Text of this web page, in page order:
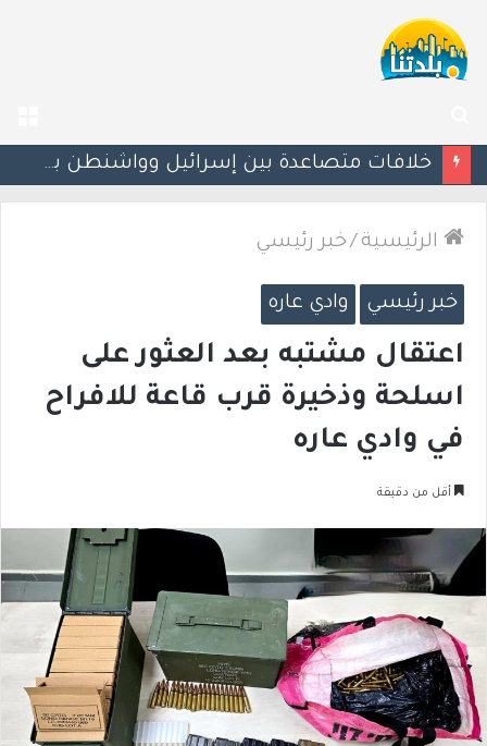
عن
قواعد جديدة لتنظيم التواصل بين الأهالي والمعلمين.. و«واتساب» قد يُحظر خارج ساعات محددة
الرئيسية /خبر رئيسي
خبر رئيسي وادي عاره
اعتقال مشتبه بعد العثور على
اسلحة وذخيرة قرب قاعة للافراح
في وادي عاره
أقل من دقيقة